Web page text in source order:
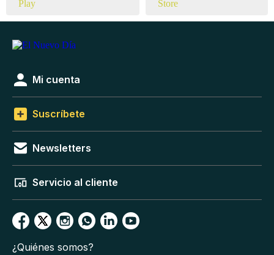
Mi cuenta
Suscríbete
Newsletters
Servicio al cliente
¿Quiénes somos?